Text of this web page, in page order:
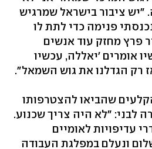
ציבור בישראל שמרגיש
פנימה כדי לתת לו
פרץ מחזק עוד אנשים
אומרים 'יאללה, עכשיו
רק הגדלנו את גוש השמאל".
שהביאו להצטרפותו
לבני: "לא היה צריך שכנוע.
עדיפויות לאומיים
ונעלם במפלגת העבודה